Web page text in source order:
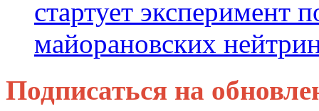
стартует эксперимент
майорановских
Подписаться на